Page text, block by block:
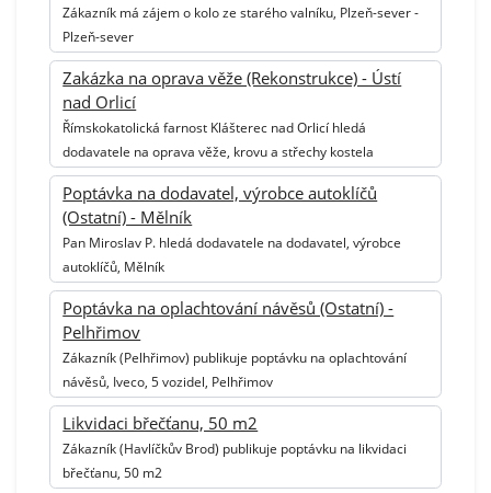
Zákazník má zájem o kolo ze starého valníku, Plzeň-sever -
Plzeň-sever
Zakázka na oprava věže (Rekonstrukce) - Ústí
nad Orlicí
Římskokatolická farnost Klášterec nad Orlicí hledá
dodavatele na oprava věže, krovu a střechy kostela
Poptávka na dodavatel, výrobce autoklíčů
(Ostatní) - Mělník
Pan Miroslav P. hledá dodavatele na dodavatel, výrobce
autoklíčů, Mělník
Poptávka na oplachtování návěsů (Ostatní) -
Pelhřimov
Zákazník (Pelhřimov) publikuje poptávku na oplachtování
návěsů, Iveco, 5 vozidel, Pelhřimov
Likvidaci břečťanu, 50 m2
Zákazník (Havlíčkův Brod) publikuje poptávku na likvidaci
břečťanu, 50 m2